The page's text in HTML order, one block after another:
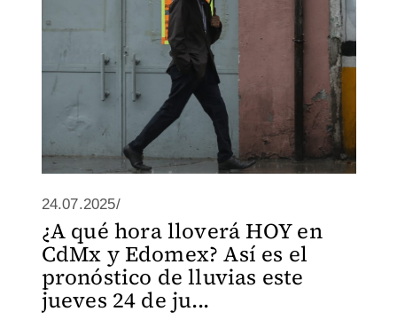
24.07.2025/
¿A qué hora lloverá HOY en
CdMx y Edomex? Así es el
pronóstico de lluvias este
jueves 24 de ju...